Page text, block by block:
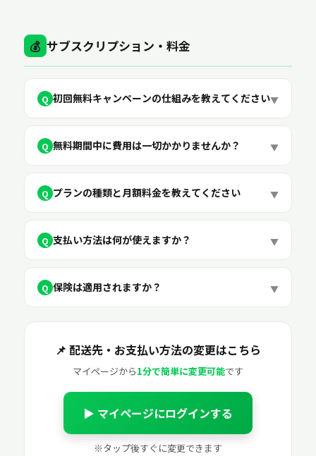
💰 サブスクリプション・料金
Q 初回無料キャンペーンの仕組みを教えてください▼
Q 無料期間中に費用は一切かかりませんか？ ▼
Q プランの種類と月額料金を教えてください ▼
Q 支払い方法は何が使えますか？ ▼
Q 保険は適用されますか？ ▼
📌 配送先・お支払い方法の変更はこちら
マイページから1分で簡単に変更可能です
▶ マイページにログインする
※タップ後すぐに変更できます